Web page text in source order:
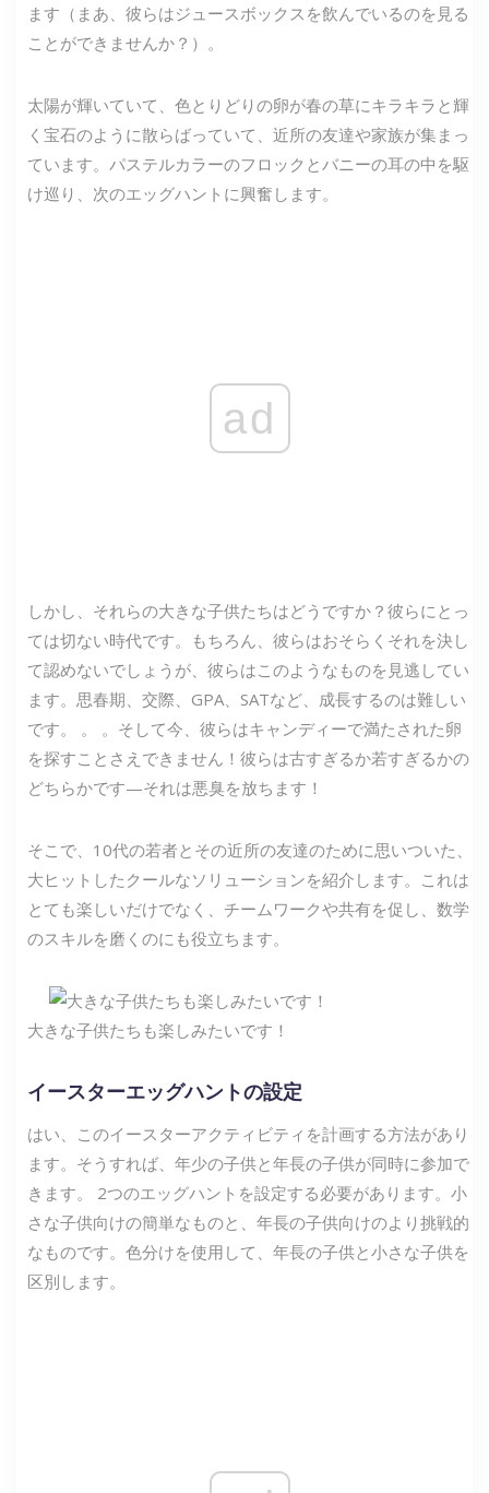
ます（まあ、彼らはジュースボックスを飲んでいるのを見る
ことができませんか？）。
太陽が輝いていて、色とりどりの卵が春の草にキラキラと輝
く宝石のように散らばっていて、近所の友達や家族が集まっ
ています。パステルカラーのフロックとバニーの耳の中を駆
け巡り、次のエッグハントに興奮します。
ad
しかし、それらの大きな子供たちはどうですか？彼らにとっ
ては切ない時代です。もちろん、彼らはおそらくそれを決し
て認めないでしょうが、彼らはこのようなものを見逃してい
ます。思春期、交際、GPA、SATなど、成長するのは難しい
です。 。 。そして今、彼らはキャンディーで満たされた卵
を探すことさえできません！彼らは古すぎるか若すぎるかの
どちらかです—それは悪臭を放ちます！
そこで、10代の若者とその近所の友達のために思いついた、
大ヒットしたクールなソリューションを紹介します。これは
とても楽しいだけでなく、チームワークや共有を促し、数学
のスキルを磨くのにも役立ちます。
大きな子供たちも楽しみたいです！
イースターエッグハントの設定
はい、このイースターアクティビティを計画する方法があり
ます。そうすれば、年少の子供と年長の子供が同時に参加で
きます。 2つのエッグハントを設定する必要があります。小
さな子供向けの簡単なものと、年長の子供向けのより挑戦的
なものです。色分けを使用して、年長の子供と小さな子供を
区別します。